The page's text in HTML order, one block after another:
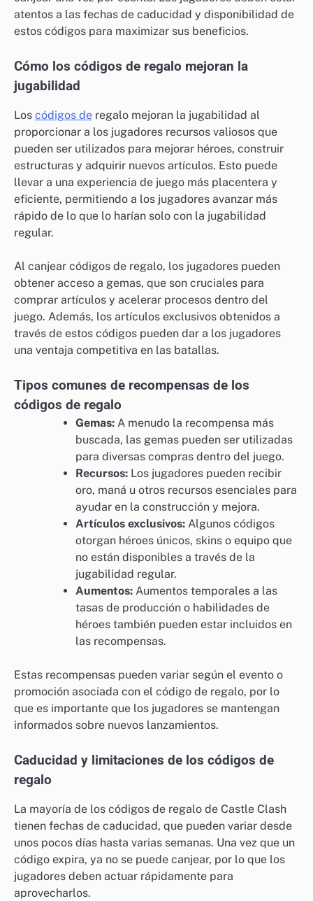
atentos a las fechas de caducidad y disponibilidad de
estos códigos para maximizar sus beneficios.
Cómo los códigos de regalo mejoran la
jugabilidad
Los códigos de regalo mejoran la jugabilidad al
proporcionar a los jugadores recursos valiosos que
pueden ser utilizados para mejorar héroes, construir
estructuras y adquirir nuevos artículos. Esto puede
llevar a una experiencia de juego más placentera y
eficiente, permitiendo a los jugadores avanzar más
rápido de lo que lo harían solo con la jugabilidad
regular.
Al canjear códigos de regalo, los jugadores pueden
obtener acceso a gemas, que son cruciales para
comprar artículos y acelerar procesos dentro del
juego. Además, los artículos exclusivos obtenidos a
través de estos códigos pueden dar a los jugadores
una ventaja competitiva en las batallas.
Tipos comunes de recompensas de los
códigos de regalo
Gemas: A menudo la recompensa más
buscada, las gemas pueden ser utilizadas
para diversas compras dentro del juego.
Recursos: Los jugadores pueden recibir
oro, maná u otros recursos esenciales para
ayudar en la construcción y mejora.
Artículos exclusivos: Algunos códigos
otorgan héroes únicos, skins o equipo que
no están disponibles a través de la
jugabilidad regular.
Aumentos: Aumentos temporales a las
tasas de producción o habilidades de
héroes también pueden estar incluidos en
las recompensas.
Estas recompensas pueden variar según el evento o
promoción asociada con el código de regalo, por lo
que es importante que los jugadores se mantengan
informados sobre nuevos lanzamientos.
Caducidad y limitaciones de los códigos de
regalo
La mayoría de los códigos de regalo de Castle Clash
tienen fechas de caducidad, que pueden variar desde
unos pocos días hasta varias semanas. Una vez que un
código expira, ya no se puede canjear, por lo que los
jugadores deben actuar rápidamente para
aprovecharlos.